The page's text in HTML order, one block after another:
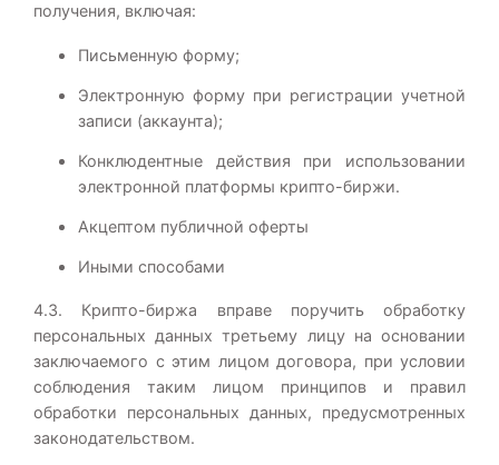
получения, включая:
Письменную форму;
Электронную форму при регистрации учетной
записи (аккаунта);
Конклюдентные действия при использовании
электронной платформы крипто-биржи.
Акцептом публичной оферты
Иными способами
4.3. Крипто-биржа вправе поручить обработку
персональных данных третьему лицу на основании
заключаемого с этим лицом договора, при условии
соблюдения таким лицом принципов и правил
обработки персональных данных, предусмотренных
законодательством.